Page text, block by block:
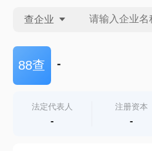
查企业
查企业
查产地
88查 -
法定代表人
-
注册资本
-